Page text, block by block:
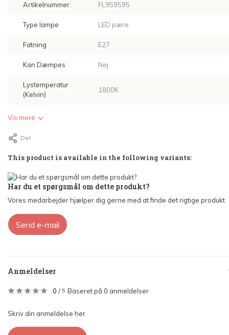
Artikelnummer: FL959595
Type lampe LED pære
Fatning E27
Kan Dæmpes Nej
Lystemperatur
(Kelvin)
1800K
Vis mere
Del
This product is available in the following variants:
Har du et spørgsmål om dette produkt?
Vores medarbejder hjælper dig gerne med at finde det rigtige produkt
Send e-mail
Anmeldelser
0 / 5 Baseret på 0 anmeldelser
Skriv din anmeldelse her.